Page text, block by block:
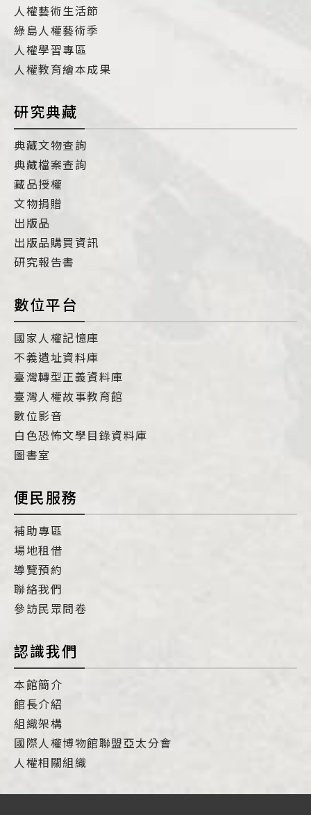
人權藝術生活節
綠島人權藝術季
人權學習專區
人權教育繪本成果
研究典藏
典藏文物查詢
典藏檔案查詢
藏品授權
文物捐贈
出版品
出版品購買資訊
研究報告書
數位平台
國家人權記憶庫
不義遺址資料庫
臺灣轉型正義資料庫
臺灣人權故事教育館
數位影音
白色恐怖文學目錄資料庫
圖書室
便民服務
補助專區
場地租借
導覽預約
聯絡我們
參訪民眾問卷
認識我們
本館簡介
館長介紹
組織架構
國際人權博物館聯盟亞太分會
人權相關組織